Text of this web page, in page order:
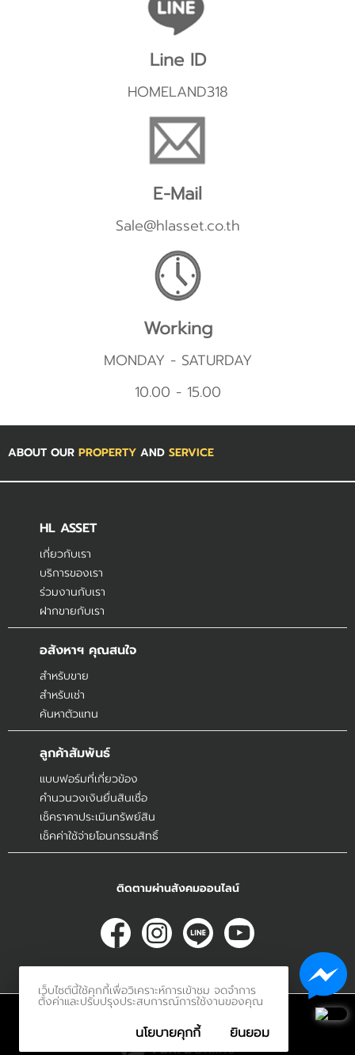
Line ID
HOMELAND318
E-Mail
Sale@hlasset.co.th
Working
MONDAY - SATURDAY
10.00 - 15.00
ABOUT OUR PROPERTY AND SERVICE
HL ASSET
เกี่ยวกับเรา
บริการของเรา
ร่วมงานกับเรา
ฝากขายกับเรา
อสังหาฯ คุณสนใจ
สำหรับขาย
สำหรับเช่า
ค้นหาตัวแทน
ลูกค้าสัมพันธ์
แบบฟอร์มที่เกี่ยวข้อง
คำนวนวงเงินยื่นสินเชื่อ
เช็คราคาประเมินทรัพย์สิน
เช็คค่าใช้จ่ายโอนกรรมสิทธิ์
ติดตามผ่านสังคมออนไลน์
Innerethai.com All Rights Reserved.
เว็บไซต์นี้ใช้คุกกี้เพื่อวิเคราะห์การเข้าชม จดจำการ
ตั้งค่าและปรับปรุงประสบการณ์การใช้งานของคุณ
นโยบายคุกกี้ ยินยอม